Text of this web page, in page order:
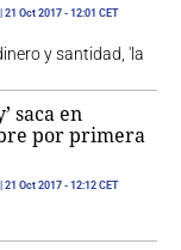
21 Oct 2017 - 12:01 CET
y santidad, 'la
saca en
por primera
21 Oct 2017 - 12:12 CET